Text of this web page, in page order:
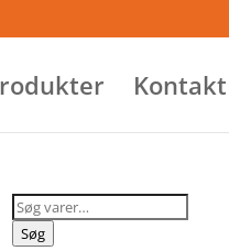
Kontakt
Søg
efter:
Søg